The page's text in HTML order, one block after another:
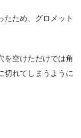
たため、グロメット
を空けただけでは角
切れてしまうように